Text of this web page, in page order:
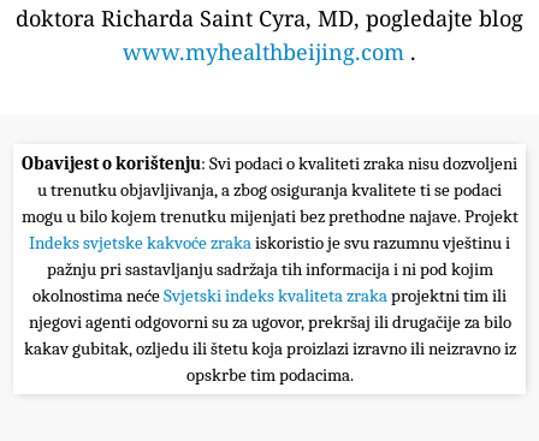
doktora Richarda Saint Cyra, MD, pogledajte blog
www.myhealthbeijing.com .
Obavijest o korištenju: Svi podaci o kvaliteti zraka nisu dozvoljeni
u trenutku objavljivanja, a zbog osiguranja kvalitete ti se podaci
mogu u bilo kojem trenutku mijenjati bez prethodne najave. Projekt
Indeks svjetske kakvoće zrakaiskoristio je svu razumnu vještinu i
pažnju pri sastavljanju sadržaja tih informacija i ni pod kojim
okolnostima nećeSvjetski indeks kvaliteta zrakaprojektni tim ili
njegovi agenti odgovorni su za ugovor, prekršaj ili drugačije za bilo
kakav gubitak, ozljedu ili štetu koja proizlazi izravno ili neizravno iz
opskrbe tim podacima.